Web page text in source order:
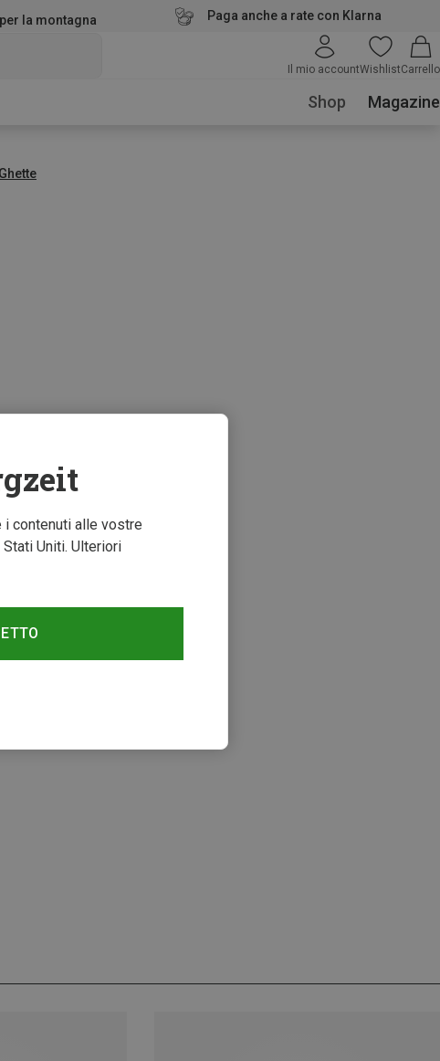
la montagna Paga anche a rate con Klarna
Il mio accountWishlistCarrello
Shop Magazine
Ghette
contenuti alle vostre
Uniti. Ulteriori